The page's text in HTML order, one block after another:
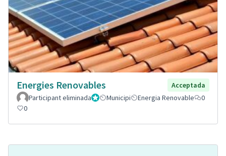
Energies Renovables
Acceptada
Participant eliminadaAdministrador
Municipi Energia Renovable
0
0